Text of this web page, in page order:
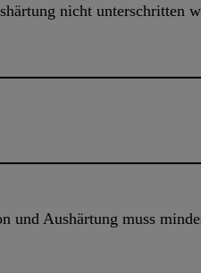
nicht unterschritten
Aushärtung muss